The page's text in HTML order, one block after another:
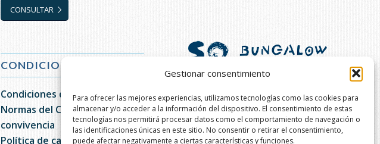
Gestionar consentimiento
Para ofrecer las mejores experiencias, utilizamos tecnologías como las cookies para
almacenar y/o acceder a la información del dispositivo. El consentimiento de estas
tecnologías nos permitirá procesar datos como el comportamiento de navegación o
las identificaciones únicas en este sitio. No consentir o retirar el consentimiento,
puede afectar negativamente a ciertas características y funciones.
CONSULTAR
CONDICIONES
Condiciones de reserva
Normas del Camping y
convivencia
Política de cancelación